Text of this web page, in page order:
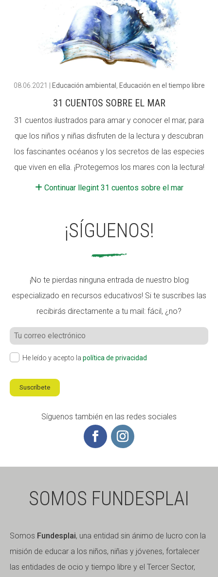
08.06.2021 Educación ambiental Educación en el tiempo libre
31 CUENTOS SOBRE EL MAR
31 cuentos ilustrados para amar y conocer el mar, para
que los niños y niñas disfruten de la lectura y descubran
los fascinantes océanos y los secretos de las especies
que viven en ella. ¡Protegemos los mares con la lectura!
Continuar llegint 31 cuentos sobre el mar
¡SÍGUENOS!
¡No te pierdas ninguna entrada de nuestro blog
especializado en recursos educativos! Si te suscribes las
recibirás directamente a tu mail: fácil, ¿no?
He leído y acepto la política de privacidad
Suscríbete
Síguenos también en las redes sociales
SOMOS FUNDESPLAI
Somos Fundesplai, una entidad sin ánimo de lucro con la
misión de educar a los niños, niñas y jóvenes, fortalecer
las entidades de ocio y tiempo libre y el Tercer Sector,